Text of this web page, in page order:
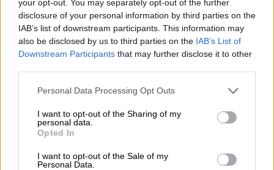
your opt-out. You may separately opt-out of the further
disclosure of your personal information by third parties on the
IAB’s list of downstream participants. This information may
also be disclosed by us to third parties on the IAB’s List of
Downstream Participants that may further disclose it to other
Personal Data Processing Opt Outs
I want to opt-out of the Sharing of my
personal data.
Opted In
I want to opt-out of the Sale of my
Personal Data.
🔵Ciclo di vita di un’ape